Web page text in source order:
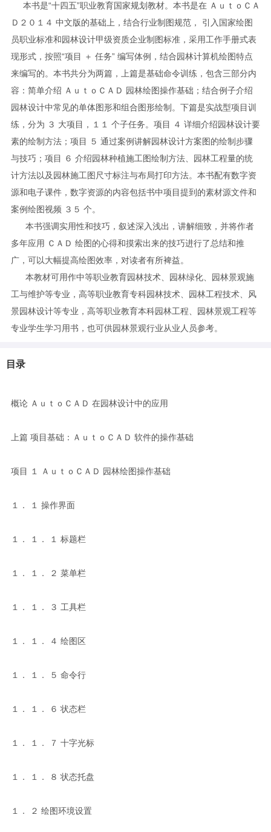
本书是“十四五”职业教育国家规划教材。本书是在 ＡｕｔｏＣＡ
Ｄ２０１４ 中文版的基础上，结合行业制图规范， 引入国家绘图
员职业标准和园林设计甲级资质企业制图标准，采用工作手册式表
现形式，按照“项目 ＋ 任务” 编写体例，结合园林计算机绘图特点
来编写的。本书共分为两篇，上篇是基础命令训练，包含三部分内
容：简单介绍 ＡｕｔｏＣＡＤ 园林绘图操作基础；结合例子介绍
园林设计中常见的单体图形和组合图形绘制。下篇是实战型项目训
练，分为 ３ 大项目，１１ 个子任务。项目 ４ 详细介绍园林设计要
素的绘制方法；项目 ５ 通过案例讲解园林设计方案图的绘制步骤
与技巧；项目 ６ 介绍园林种植施工图绘制方法、园林工程量的统
计方法以及园林施工图尺寸标注与布局打印方法。本书配有数字资
源和电子课件，数字资源的内容包括书中项目提到的素材源文件和
案例绘图视频 ３５ 个。
本书强调实用性和技巧，叙述深入浅出，讲解细致，并将作者
多年应用 ＣＡＤ 绘图的心得和摸索出来的技巧进行了总结和推
广，可以大幅提高绘图效率，对读者有所裨益。
本教材可用作中等职业教育园林技术、园林绿化、园林景观施
工与维护等专业，高等职业教育专科园林技术、园林工程技术、风
景园林设计等专业，高等职业教育本科园林工程、园林景观工程等
专业学生学习用书，也可供园林景观行业从业人员参考。
目录
概论 ＡｕｔｏＣＡＤ 在园林设计中的应用
上篇 项目基础：ＡｕｔｏＣＡＤ 软件的操作基础
项目 １ ＡｕｔｏＣＡＤ 园林绘图操作基础
１． １ 操作界面
１． １． １ 标题栏
１． １． ２ 菜单栏
１． １． ３ 工具栏
１． １． ４ 绘图区
１． １． ５ 命令行
１． １． ６ 状态栏
１． １． ７ 十字光标
１． １． ８ 状态托盘
１． ２ 绘图环境设置